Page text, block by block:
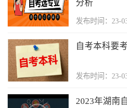
分析
发布时间：23-
自考本科要
发布时间：23-
2023年湖南